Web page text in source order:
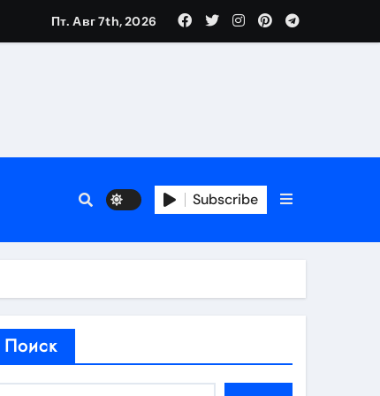
Пт. Авг 7th, 2026
Subscribe
Поиск